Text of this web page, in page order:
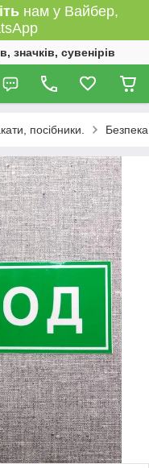
нам у Вайбер,
значків, сувенірів
посібники.